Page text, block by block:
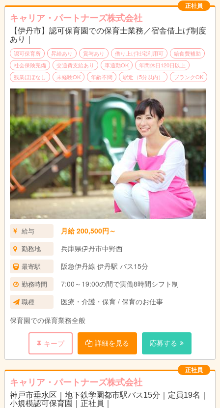
正社員
キャリア・パートナーズ株式会社
【伊丹市】認可保育園での保育士業務／宿舎借上げ制度
あり｜
認可保育所 昇給あり 賞与あり 借り上げ社宅利用可
給食費補助
社会保険完備
交通費支給あり 車通勤OK
年間休日120日以上
残業ほぼなし
未経験OK 年齢不問 駅近（5分以内） ブランクOK
給与 月給 200,500円～
勤務地 兵庫県伊丹市中野西
最寄駅 阪急伊丹線 伊丹駅 バス15分
勤務時間 7:00～19:00の間で実働8時間シフト制
職種
医療・介護・保育 / 保育のお仕事
保育園での保育業務全般
キープ 詳細を見る 応募する
正社員
キャリア・パートナーズ株式会社
神戸市垂水区｜地下鉄学園都市駅バス15分｜定員19名｜
小規模認可保育園｜正社員｜